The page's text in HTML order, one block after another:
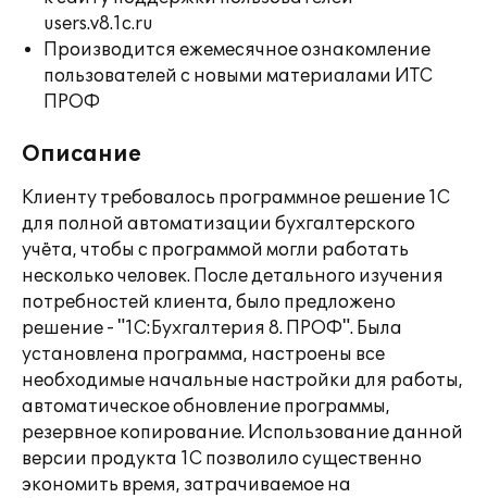
users.v8.1c.ru
Производится ежемесячное ознакомление
пользователей с новыми материалами ИТС
ПРОФ
Описание
Клиенту требовалось программное решение 1С
для полной автоматизации бухгалтерского
учёта, чтобы с программой могли работать
несколько человек. После детального изучения
потребностей клиента, было предложено
решение - "1С:Бухгалтерия 8. ПРОФ". Была
установлена программа, настроены все
необходимые начальные настройки для работы,
автоматическое обновление программы,
резервное копирование. Использование данной
версии продукта 1С позволило существенно
экономить время, затрачиваемое на